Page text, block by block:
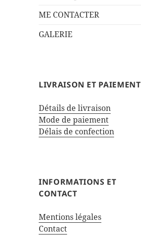
ME CONTACTER
GALERIE
LIVRAISON ET PAIEMENT
Détails de livraison
Mode de paiement
Délais de confection
INFORMATIONS ET
CONTACT
Mentions légales
Contact